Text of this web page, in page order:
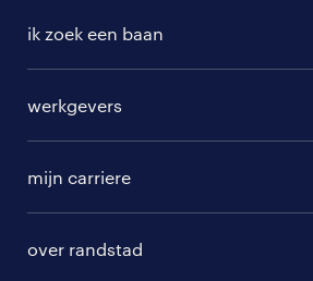
ik zoek een baan
randstad professional
randstad digital
werkgevers
hr-diensten
mijn carriere
over randstad